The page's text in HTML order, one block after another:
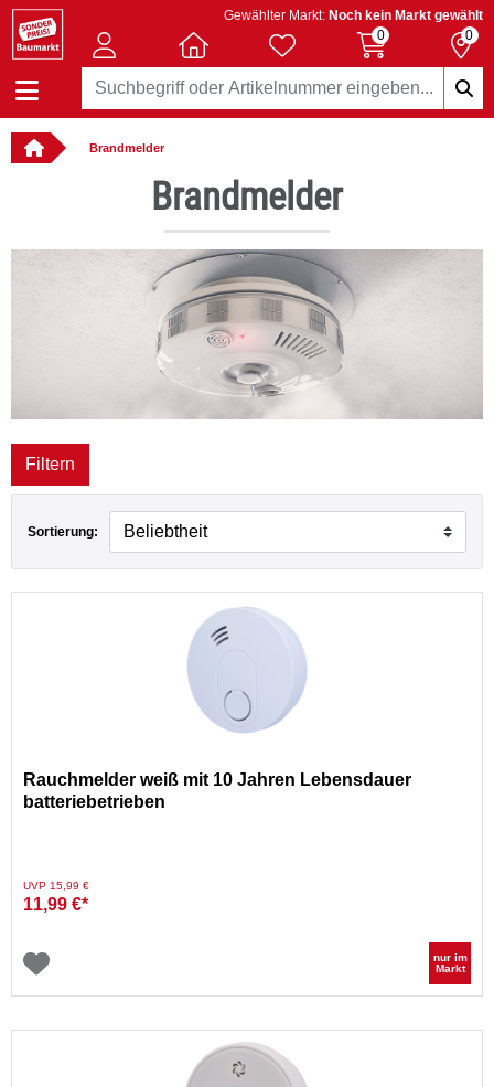
Gewählter Markt: Noch kein Markt gewählt
0
0
Brandmelder
Brandmelder
Filtern
Sortierung:
Rauchmelder weiß mit 10 Jahren Lebensdauer
batteriebetrieben
Preis reduziert von
UVP 15,99 €auf
11,99 €*
nur im
Markt